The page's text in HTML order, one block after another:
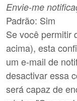
Envie-me
Padrão: Sim
Se você permitir
acima), esta
um e-mail de
desactivar essa
será capaz de